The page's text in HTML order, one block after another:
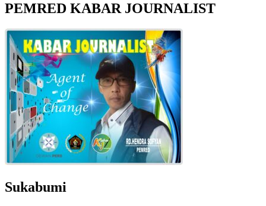
PEMRED KABAR JOURNALIST
Sukabumi